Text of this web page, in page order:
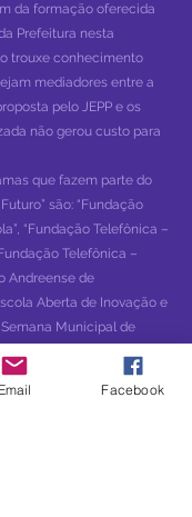
da formação oferecida
Prefeitura nesta
trouxe conhecimento
mediadores entre a
pelo JEPP e os
não gerou custo para
que fazem parte do
são: “Fundação
“Fundação Telefônica –
Telefônica –
Andreense de
Aberta de Inovação e
Municipal de
em Brasília é motivo
Email Facebook